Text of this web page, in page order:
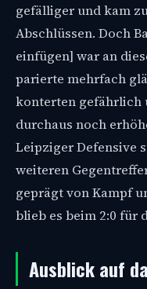
gefälliger und kam
Abschlüssen. Doch
einfügen] war an
parierte mehrfach
konterten gefährlich
durchaus noch
Leipziger Defensive
weiteren
geprägt von Kampf
blieb es beim 2:0 für
Ausblick auf